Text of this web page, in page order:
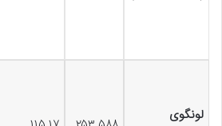
لونگوی